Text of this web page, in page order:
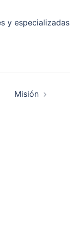
y especializadas
Misión